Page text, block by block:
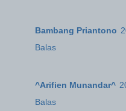
Bambang Priantono
Balas
^Arifien Munandar^
Balas